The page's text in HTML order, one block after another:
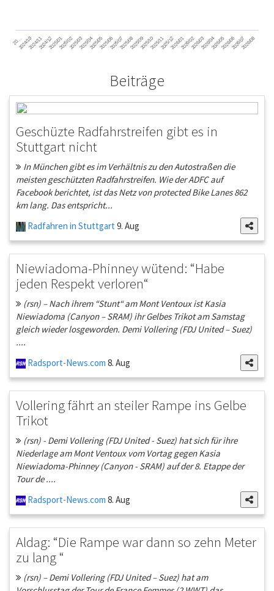
20…2024/102024/112024/122025/012025/022025/032025/042025/052025/062025/072025/082025/092025/102025/112025/122026/012026/022026/032026/042026/052026/062026/072026/08
Beiträge
Geschüzte Radfahrstreifen gibt es in
Stuttgart nicht
In München gibt es im Verhältnis zu den Autostraßen die
meisten geschützten Radfahrstreifen. Wie der ADFC auf
Facebook berichtet, ist das Netz von protected Bike Lanes 862
km lang. Das entspricht...
Radfahren in Stuttgart 9. Aug
Niewiadoma-Phinney wütend: “Habe
jeden Respekt verloren“
(rsn) – Nach ihrem “Stunt“ am Mont Ventoux ist Kasia
Niewiadoma (Canyon – SRAM) ihr Gelbes Trikot am Samstag
gleich wieder losgeworden. Demi Vollering (FDJ United – Suez)
....
Radsport-News.com 8. Aug
Vollering fährt an steiler Rampe ins Gelbe
Trikot
(rsn) - Demi Vollering (FDJ United - Suez) hat sich für ihre
Niederlage am Mont Ventoux vom Vortag gegen Kasia
Niewiadoma-Phinney (Canyon - SRAM) auf der 8. Etappe der
Tour de ....
Radsport-News.com 8. Aug
Aldag: “Die Rampe war dann so zehn Meter
zu lang “
(rsn) – Demi Vollering (FDJ United – Suez) hat am